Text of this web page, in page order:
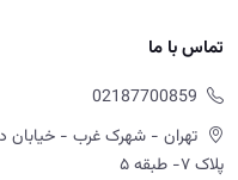
تماس با ما
02187700859
تهران - شهرک غرب - خیابان
پلاک ۷- طبقه ۵